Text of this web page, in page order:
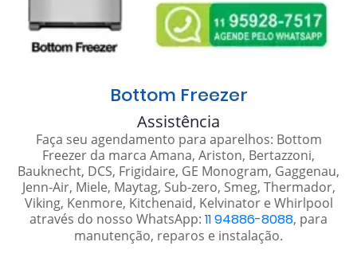
Bottom Freezer
Assistência
Faça seu agendamento para aparelhos: Bottom
Freezer da marca Amana, Ariston, Bertazzoni,
Bauknecht, DCS, Frigidaire, GE Monogram, Gaggenau,
Jenn-Air, Miele, Maytag, Sub-zero, Smeg, Thermador,
Viking, Kenmore, Kitchenaid, Kelvinator e Whirlpool
através do nosso WhatsApp: 11 94886-8088, para
manutenção, reparos e instalação.